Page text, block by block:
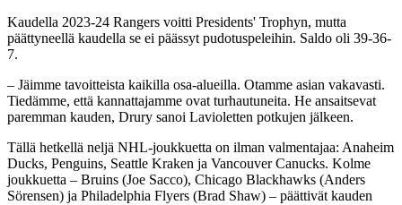
Kaudella 2023-24 Rangers voitti Presidents' Trophyn, mutta
päättyneellä kaudella se ei päässyt pudotuspeleihin. Saldo oli 39-36-
7.
– Jäimme tavoitteista kaikilla osa-alueilla. Otamme asian vakavasti.
Tiedämme, että kannattajamme ovat turhautuneita. He ansaitsevat
paremman kauden, Drury sanoi Lavioletten potkujen jälkeen.
Tällä hetkellä neljä NHL-joukkuetta on ilman valmentajaa: Anaheim
Ducks, Penguins, Seattle Kraken ja Vancouver Canucks. Kolme
joukkuetta – Bruins (Joe Sacco), Chicago Blackhawks (Anders
Sörensen) ja Philadelphia Flyers (Brad Shaw) – päättivät kauden